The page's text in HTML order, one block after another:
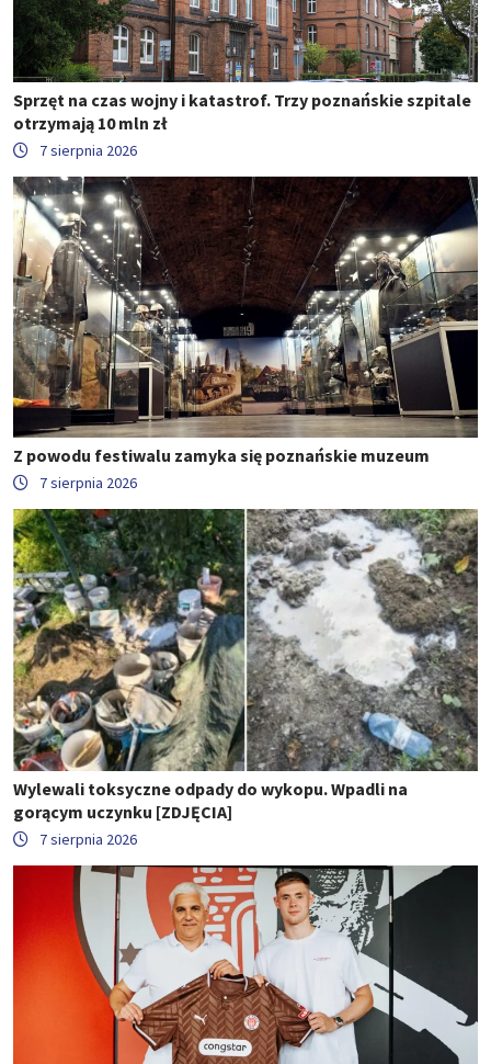
Sprzęt na czas wojny i katastrof. Trzy poznańskie szpitale
otrzymają 10 mln zł
7 sierpnia 2026
Z powodu festiwalu zamyka się poznańskie muzeum
7 sierpnia 2026
Wylewali toksyczne odpady do wykopu. Wpadli na
gorącym uczynku [ZDJĘCIA]
7 sierpnia 2026